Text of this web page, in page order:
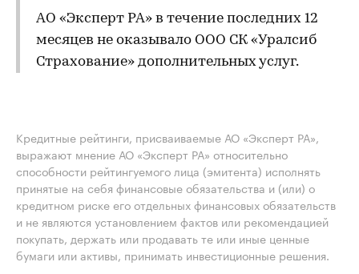
АО «Эксперт РА» в течение последних 12
месяцев не оказывало ООО СК «Уралсиб
Страхование» дополнительных услуг.
Кредитные рейтинги, присваиваемые АО «Эксперт РА»,
выражают мнение АО «Эксперт РА» относительно
способности рейтингуемого лица (эмитента) исполнять
принятые на себя финансовые обязательства и (или) о
кредитном риске его отдельных финансовых обязательств
и не являются установлением фактов или рекомендацией
покупать, держать или продавать те или иные ценные
бумаги или активы, принимать инвестиционные решения.